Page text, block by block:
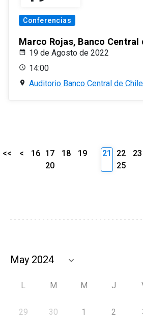
Conferencias
Marco Rojas, Banco Central
19 de Agosto de 2022
14:00
Auditorio Banco Central de Chile
<< < 16 17 18
19
20
21 22 23
25
L M M J
29 30 1 2